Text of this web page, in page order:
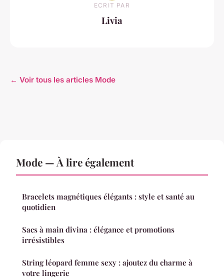
ECRIT PAR
Livia
← Voir tous les articles Mode
Mode — À lire également
Bracelets magnétiques élégants : style et santé au
quotidien
Sacs à main divina : élégance et promotions
irrésistibles
String léopard femme sexy : ajoutez du charme à
votre lingerie